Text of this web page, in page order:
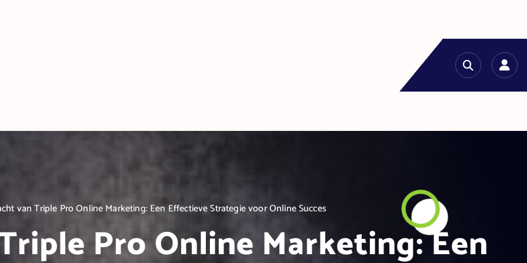
van Triple Pro Online Marketing: Een Effectieve Strategie voor Online Succes
Pro Online Marketing: Een